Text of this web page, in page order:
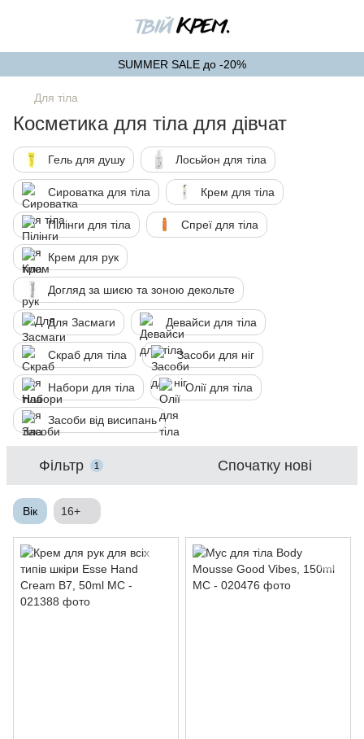
SUMMER SALE до -20%
Для тіла
Косметика для тіла для дівчат
Гель для душу Лосьйон для тіла
Сироватка для тіла Крем для тіла
Пілінги для тіла Спреї для тіла
Крем для рук
Догляд за шиєю та зоною декольте
Для Засмаги Девайси для тіла
Скраб для тіла Засоби для ніг
Набори для тіла Олії для тіла
Засоби від висипань
Фільтр 1 Спочатку нові
Вік 16+